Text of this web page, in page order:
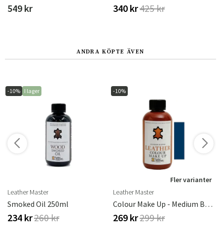
549 kr 340 kr425 kr
ANDRA KÖPTE ÄVEN
-10% I lager
Leather Master
Smoked Oil 250ml
234 kr260 kr
-10%
Fler varianter
Leather Master
Colour Make Up - Medium Blue 250 Ml
269 kr299 kr